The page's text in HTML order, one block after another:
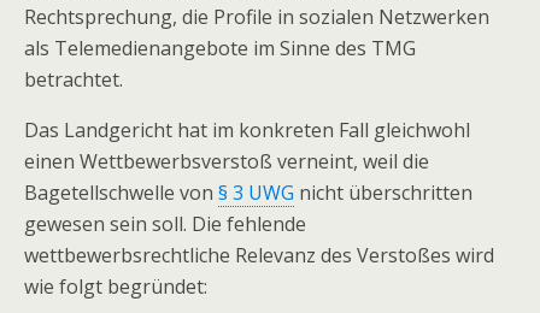
Rechtsprechung, die Profile in sozialen Netzwerken
als Telemedienangebote im Sinne des TMG
betrachtet.
Das Landgericht hat im konkreten Fall gleichwohl
einen Wettbewerbsverstoß verneint, weil die
Bagetellschwelle von § 3 UWG nicht überschritten
gewesen sein soll. Die fehlende
wettbewerbsrechtliche Relevanz des Verstoßes wird
wie folgt begründet: